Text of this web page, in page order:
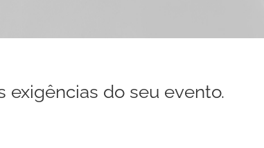
exigências do seu evento.